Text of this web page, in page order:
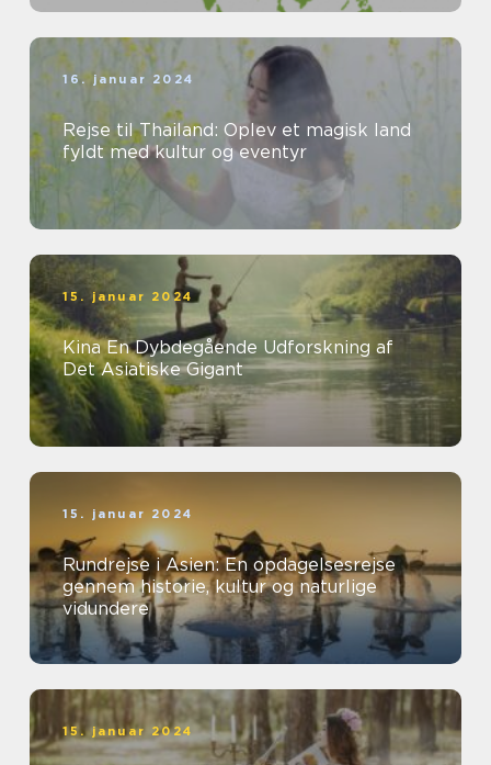
16. januar 2024
Rejse til Thailand: Oplev et magisk land
fyldt med kultur og eventyr
15. januar 2024
Kina En Dybdegående Udforskning af
Det Asiatiske Gigant
15. januar 2024
Rundrejse i Asien: En opdagelsesrejse
gennem historie, kultur og naturlige
vidundere
15. januar 2024